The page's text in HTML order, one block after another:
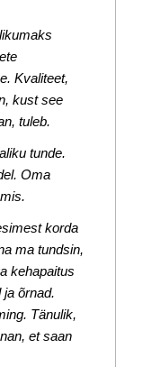
Kvaliteet,
kust see
tuleb.
tunde.
Oma
korda
ma tundsin,
kehapaitus
ja õrnad.
Tänulik,
et saan